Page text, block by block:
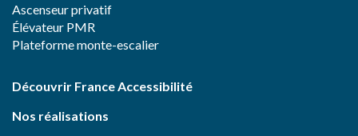
Ascenseur privatif
Élévateur PMR
Plateforme monte-escalier
Découvrir France Accessibilité
Nos réalisations